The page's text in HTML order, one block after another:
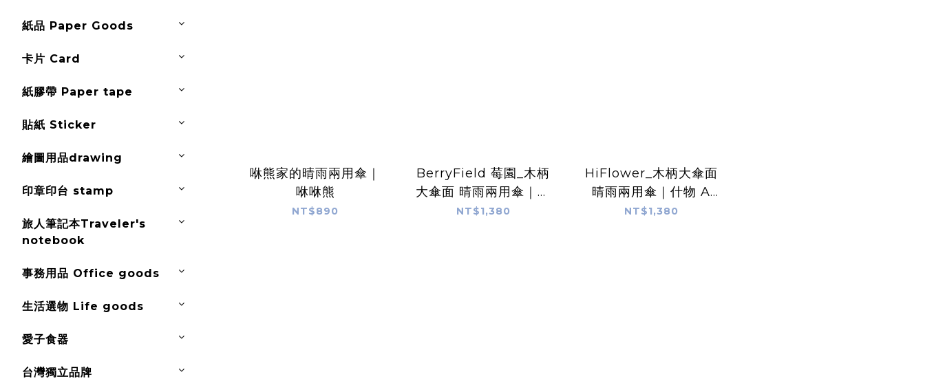
紙品 Paper Goods
卡片 Card
紙膠帶 Paper tape
貼紙 Sticker
繪圖用品drawing
印章印台 stamp
旅人筆記本Traveler's
notebook
事務用品 Office goods
生活選物 Life goods
愛子食器
台灣獨立品牌
咻熊家的晴雨兩用傘｜
咻咻熊
NT$890
BerryField 莓園_木柄
大傘面 晴雨兩用傘｜什
物 A KIND OF CAFE
NT$1,380
HiFlower_木柄大傘面
晴雨兩用傘｜什物 A
KIND OF CAFE
NT$1,380